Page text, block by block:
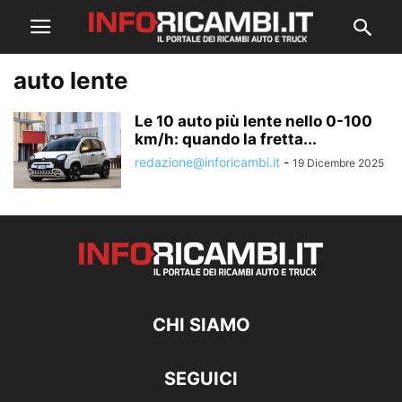
auto lente
Le 10 auto più lente nello 0-100
km/h: quando la fretta...
redazione@inforicambi.it - 19 Dicembre 2025
CHI SIAMO
SEGUICI